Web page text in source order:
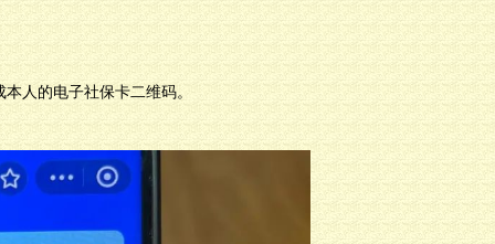
人的电子社保卡二维码。